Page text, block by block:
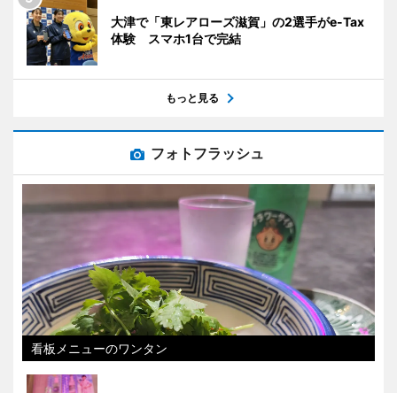
大津で「東レアローズ滋賀」の2選手がe-Tax
体験 スマホ1台で完結
もっと見る
フォトフラッシュ
看板メニューのワンタン